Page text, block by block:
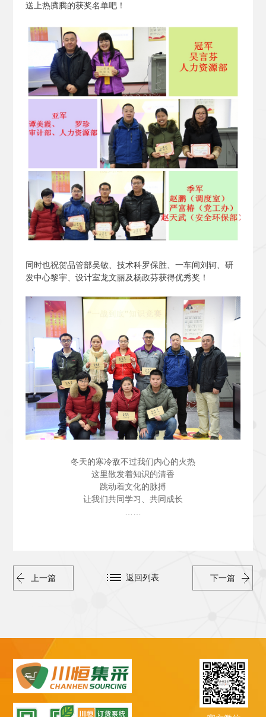
送上热腾腾的获奖名单吧！
同时也祝贺品管部吴敏、技术科罗保胜、一车间刘轲、研
发中心黎宇、设计室龙文丽及杨政芬获得优秀奖！
冬天的寒冷敌不过我们内心的火热
这里散发着知识的清香
跳动着文化的脉搏
让我们共同学习、共同成长
上一篇 下一篇
返回列表